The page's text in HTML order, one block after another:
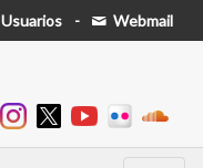
Usuarios - Webmail